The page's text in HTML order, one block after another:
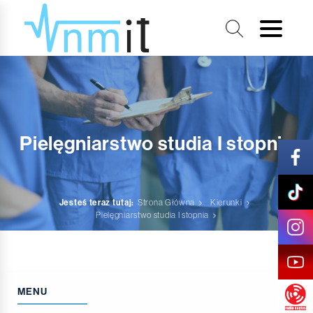
Pielęgniarstwo studia I stopnia
Jesteś teraz tutaj: Strona Główna
Kierunki
Pielęgniarstwo studia I stopnia
MENU